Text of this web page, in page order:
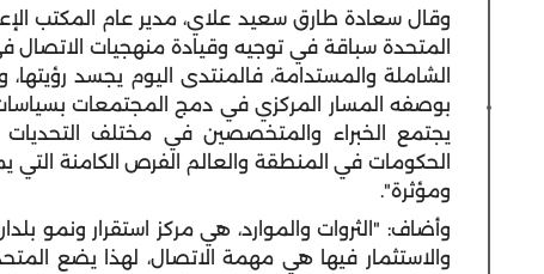
وقال سعادة طارق سعيد علاي، مدير عام المكتب
المتحدة سباقة في توجيه وقيادة منهجيات الاتصال
الشاملة والمستدامة، فالمنتدى اليوم يجسد
بوصفه المسار المركزي في دمج المجتمعات
يجتمع الخبراء والمتخصصين في مختلف
الحكومات في المنطقة والعالم الفرص الكامنة
ومؤثرة".
وأضاف: "الثروات والموارد، هي مركز استقرار ونمو
والاستثمار فيها هي مهمة الاتصال، لهذا يضع